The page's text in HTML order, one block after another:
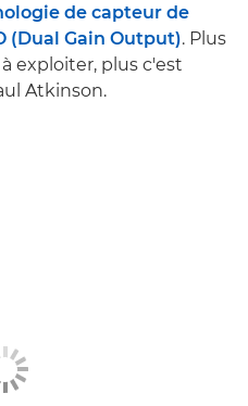
de capteur de
(Dual Gain Output). Plus
exploiter, plus c'est
Atkinson.